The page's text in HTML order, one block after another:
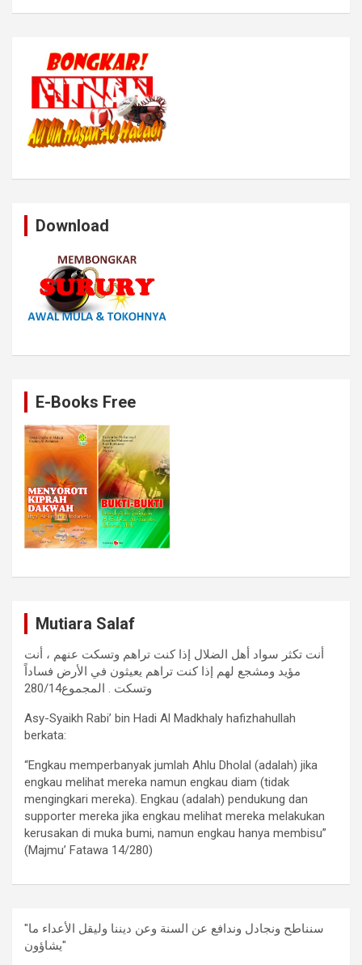
Download
E-Books Free
Mutiara Salaf
أنت تكثر سواد أهل الضلال إذا كنت تراهم وتسكت عنهم ، أنت
مؤيد ومشجع لهم إذا كنت تراهم يعيثون في الأرض فساداً
وتسكت . المجموع280/14
Asy-Syaikh Rabi’ bin Hadi Al Madkhaly hafizhahullah
berkata:
“Engkau memperbanyak jumlah Ahlu Dholal (adalah) jika
engkau melihat mereka namun engkau diam (tidak
mengingkari mereka). Engkau (adalah) pendukung dan
supporter mereka jika engkau melihat mereka melakukan
kerusakan di muka bumi, namun engkau hanya membisu”
(Majmu’ Fatawa 14/280)
"سنناطح ونجادل وندافع عن السنة وعن ديننا وليقل الأعداء ما
يشاؤون"